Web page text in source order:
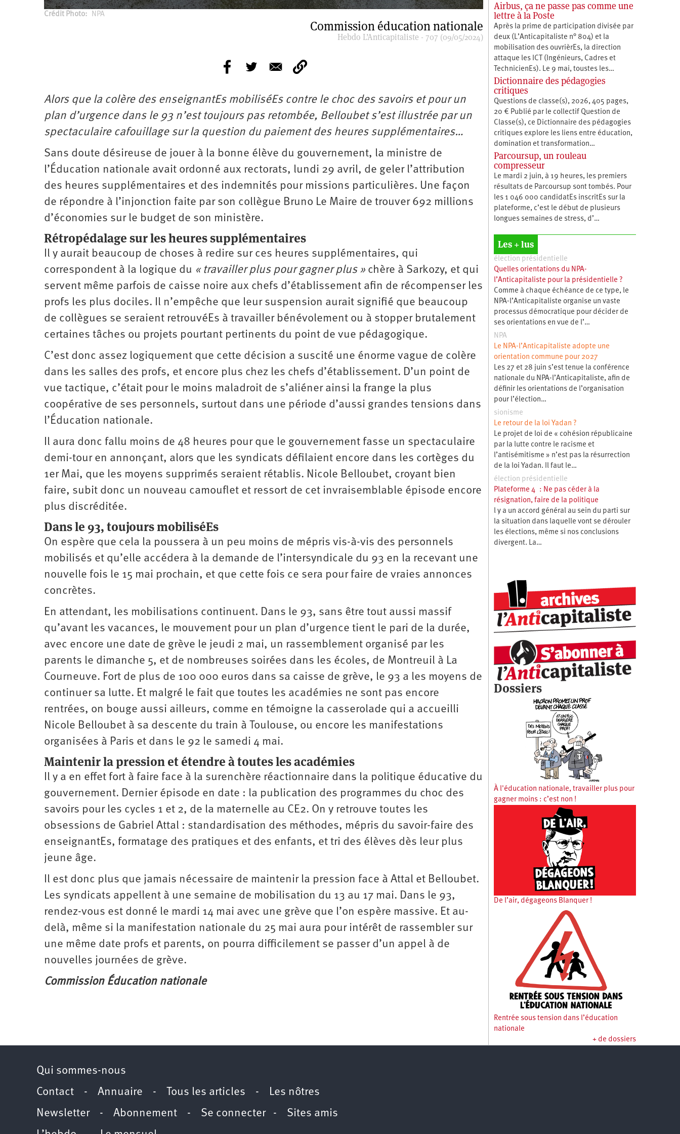
Crédit Photo NPA
Commission éducation nationale
Hebdo L’Anticapitaliste - 707 (09/05/2024)
Alors que la colère des enseignantEs mobiliséEs contre le choc des savoirs et pour un
plan d’urgence dans le 93 n’est toujours pas retombée, Belloubet s’est illustrée par un
spectaculaire cafouillage sur la question du paiement des heures supplémentaires…
Sans doute désireuse de jouer à la bonne élève du gouvernement, la ministre de
l’Éducation nationale avait ordonné aux rectorats, lundi 29 avril, de geler l’attribution
des heures supplémentaires et des indemnités pour missions particulières. Une façon
de répondre à l’injonction faite par son collègue Bruno Le Maire de trouver 692 millions
d’économies sur le budget de son ministère.
Rétropédalage sur les heures supplémentaires
Il y aurait beaucoup de choses à redire sur ces heures supplémentaires, qui
correspondent à la logique du « travailler plus pour gagner plus » chère à Sarkozy, et qui
servent même parfois de caisse noire aux chefs d’établissement afin de récompenser les
profs les plus dociles. Il n’empêche que leur suspension aurait signifié que beaucoup
de collègues se seraient retrouvéEs à travailler bénévolement ou à stopper brutalement
certaines tâches ou projets pourtant pertinents du point de vue pédagogique.
C’est donc assez logiquement que cette décision a suscité une énorme vague de colère
dans les salles des profs, et encore plus chez les chefs d’établissement. D’un point de
vue tactique, c’était pour le moins maladroit de s’aliéner ainsi la frange la plus
coopérative de ses ­personnels, surtout dans une période d’aussi grandes tensions dans
­l’Éducation nationale.
Il aura donc fallu moins de 48 heures pour que le gouvernement fasse un spectaculaire
demi-tour en annonçant, alors que les syndicats défilaient encore dans les cortèges du
1er Mai, que les moyens supprimés seraient rétablis. Nicole Belloubet, croyant bien
faire, subit donc un nouveau camouflet et ressort de cet invraisemblable épisode encore
plus discréditée.
Dans le 93, toujours mobiliséEs
On espère que cela la poussera à un peu moins de mépris vis-à-vis des personnels
mobilisés et qu’elle accédera à la demande de l’intersyndicale du 93 en la recevant une
nouvelle fois le 15 mai prochain, et que cette fois ce sera pour faire de vraies annonces
concrètes.
En attendant, les mobilisations continuent. Dans le 93, sans être tout aussi massif
qu’avant les vacances, le mouvement pour un plan d’urgence tient le pari de la durée,
avec encore une date de grève le jeudi 2 mai, un rassemblement organisé par les
parents le dimanche 5, et de nombreuses soirées dans les écoles, de Montreuil à La
Courneuve. Fort de plus de 100 000 euros dans sa caisse de grève, le 93 a les moyens de
continuer sa lutte. Et malgré le fait que toutes les académies ne sont pas encore
rentrées, on bouge aussi ailleurs, comme en témoigne la casserolade qui a accueilli
Nicole Belloubet à sa descente du train à Toulouse, ou encore les manifestations
organisées à Paris et dans le 92 le samedi 4 mai.
Maintenir la pression et étendre à toutes les académies
Il y a en effet fort à faire face à la surenchère réactionnaire dans la politique éducative du
gouvernement. Dernier épisode en date : la publication des programmes du choc des
savoirs pour les cycles 1 et 2, de la maternelle au CE2. On y retrouve toutes les
obsessions de Gabriel Attal : standardisation des méthodes, mépris du savoir-faire des
enseignantEs, formatage des pratiques et des enfants, et tri des élèves dès leur plus
jeune âge.
Il est donc plus que jamais nécessaire de maintenir la pression face à Attal et Belloubet.
Les syndicats appellent à une semaine de mobilisation du 13 au 17 mai. Dans le 93,
rendez-vous est donné le mardi 14 mai avec une grève que l’on espère massive. Et au-
delà, même si la manifestation nationale du 25 mai aura pour intérêt de rassembler sur
une même date profs et parents, on pourra difficilement se passer d’un appel à de
nouvelles journées de grève.
Commission Éducation nationale
Airbus, ça ne passe pas comme une
lettre à la Poste
Après la prime de participation divisée par
deux (L’Anticapitaliste n° 804) et la
mobilisation des ouvrièrEs, la direction
attaque les ICT (Ingénieurs, Cadres et
TechnicienEs). Le 9 mai, toustes les…
Dictionnaire des pédagogies
critiques
Questions de classe(s), 2026, 405 pages,
20 € Publié par le collectif Question de
Classe(s), ce Dictionnaire des pédagogies
critiques explore les liens entre éducation,
­domination et transformation…
Parcoursup, un rouleau
compresseur
Le mardi 2 juin, à 19 heures, les premiers
résultats de Parcoursup sont tombés. Pour
les 1 046 000 candidatEs inscritEs sur la
plateforme, c’est le début de plusieurs
longues semaines de stress, d’…
Les + lus
élection présidentielle
Quelles orientations du NPA-
l’Anticapitaliste pour la présidentielle ?
Comme à chaque échéance de ce type, le
NPA-l’Anticapitaliste organise un vaste
processus démocratique pour décider de
ses orientations en vue de l’…
NPA
Le NPA-l’Anticapitaliste adopte une
orientation commune pour 2027
Les 27 et 28 juin s’est tenue la conférence
nationale du NPA-l’Anticapitaliste, afin de
définir les orientations de l’organisation
pour l’élection…
sionisme
Le retour de la loi Yadan ?
Le projet de loi de « cohésion républicaine
par la lutte contre le racisme et
l’antisémitisme » n’est pas la résurrection
de la loi Yadan. Il faut le…
élection présidentielle
Plateforme 4 : Ne pas céder à la
résignation, faire de la politique
l y a un accord général au sein du parti sur
la situation dans laquelle vont se dérouler
les élections, même si nos conclusions
divergent. La…
Dossiers
À l'éducation nationale, travailler plus pour
gagner moins : c’est non !
De l’air, dégageons Blanquer !
Rentrée sous tension dans l’éducation
nationale
+ de dossiers
Qui sommes-nous
Contact - Annuaire - Tous les articles - Les nôtres
Newsletter- Abonnement - Se connecter- Sites amis